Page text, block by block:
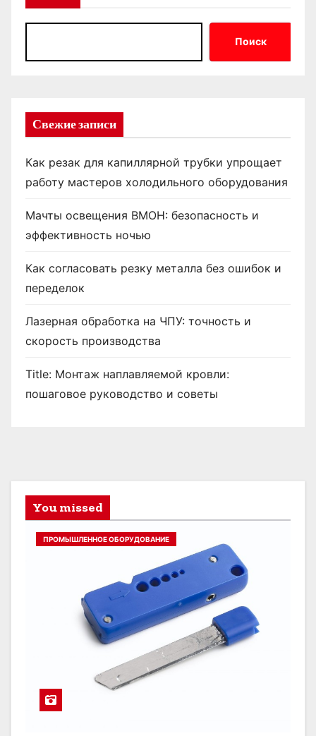
Поиск
Свежие записи
Как резак для капиллярной трубки упрощает
работу мастеров холодильного оборудования
Мачты освещения ВМОН: безопасность и
эффективность ночью
Как согласовать резку металла без ошибок и
переделок
Лазерная обработка на ЧПУ: точность и
скорость производства
Title: Монтаж наплавляемой кровли:
пошаговое руководство и советы
You missed
ПРОМЫШЛЕННОЕ ОБОРУДОВАНИЕ